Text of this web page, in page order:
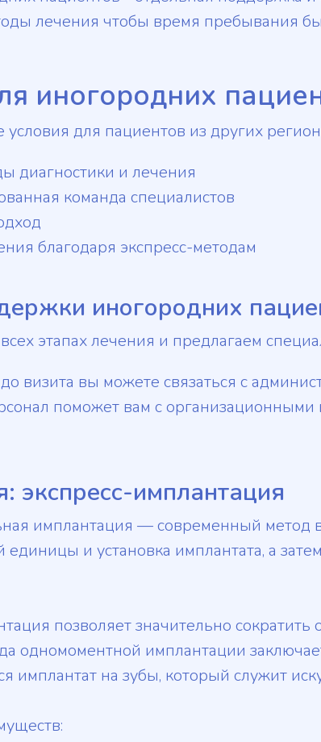
лечения чтобы время пребывания
иногородних
для пациентов из других
диагностики и лечения
команда специалистов
благодаря экспресс-методам
иногородних
этапах лечения и предлагаем
визита вы можете связаться с
поможет вам с
экспресс-имплантация
имплантация — современный метод
и установка имплантата, а
позволяет значительно
одномоментной имплантации
имплантат на зубы, который служит